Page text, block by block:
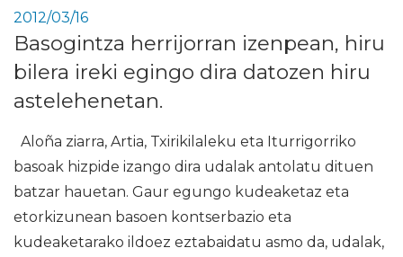
2012/03/16
Basogintza herrijorran izenpean, hiru
bilera ireki egingo dira datozen hiru
astelehenetan.
Aloña ziarra, Artia, Txirikilaleku eta Iturrigorriko
basoak hizpide izango dira udalak antolatu dituen
batzar hauetan. Gaur egungo kudeaketaz eta
etorkizunean basoen kontserbazio eta
kudeaketarako ildoez eztabaidatu asmo da, udalak,